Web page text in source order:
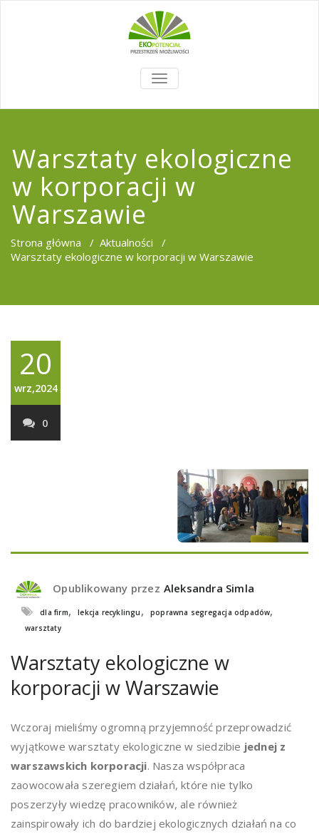
TOGGLE
NAVIGATION
Warsztaty ekologiczne
w korporacji w
Warszawie
Strona główna / Aktualności /
Warsztaty ekologiczne w korporacji w Warszawie
20
wrz,2024
0
Opublikowany przez Aleksandra Simla
dla firm, lekcja recyklingu , poprawna segregacja odpadów,
warsztaty
Warsztaty ekologiczne w
korporacji w Warszawie
Wczoraj mieliśmy ogromną przyjemność przeprowadzić
wyjątkowe warsztaty ekologiczne w siedzibie jednej z
warszawskich korporacji. Nasza współpraca
zaowocowała szeregiem działań, które nie tylko
poszerzyły wiedzę pracowników, ale również
zainspirowały ich do bardziej ekologicznych działań na co